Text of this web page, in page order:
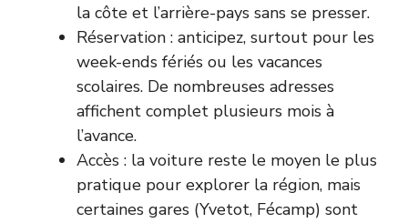
la côte et l’arrière-pays sans se presser.
Réservation : anticipez, surtout pour les
week-ends fériés ou les vacances
scolaires. De nombreuses adresses
affichent complet plusieurs mois à
l’avance.
Accès : la voiture reste le moyen le plus
pratique pour explorer la région, mais
certaines gares (Yvetot, Fécamp) sont